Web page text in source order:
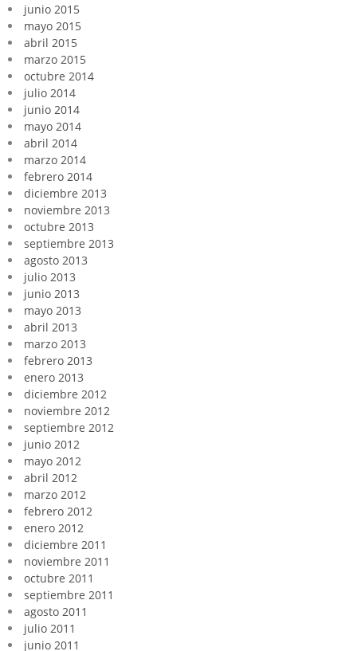
junio 2015
mayo 2015
abril 2015
marzo 2015
octubre 2014
julio 2014
junio 2014
mayo 2014
abril 2014
marzo 2014
febrero 2014
diciembre 2013
noviembre 2013
octubre 2013
septiembre 2013
agosto 2013
julio 2013
junio 2013
mayo 2013
abril 2013
marzo 2013
febrero 2013
enero 2013
diciembre 2012
noviembre 2012
septiembre 2012
junio 2012
mayo 2012
abril 2012
marzo 2012
febrero 2012
enero 2012
diciembre 2011
noviembre 2011
octubre 2011
septiembre 2011
agosto 2011
julio 2011
junio 2011